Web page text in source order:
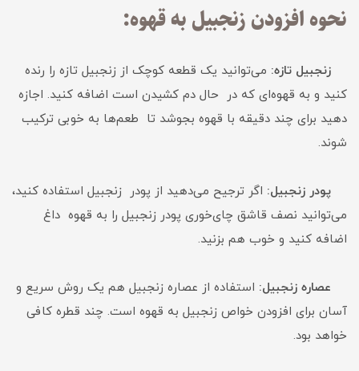
نحوه افزودن زنجبیل به قهوه:
زنجبیل تازه: می‌توانید یک قطعه کوچک از زنجبیل تازه را رنده
کنید و به قهوه‌ای که در حال دم کشیدن است اضافه کنید. اجازه
دهید برای چند دقیقه با قهوه بجوشد تا طعم‌ها به خوبی ترکیب
شوند.
پودر زنجبیل: اگر ترجیح می‌دهید از پودر زنجبیل استفاده کنید،
می‌توانید نصف قاشق چای‌خوری پودر زنجبیل را به قهوه داغ
اضافه کنید و خوب هم بزنید.
عصاره زنجبیل: استفاده از عصاره زنجبیل هم یک روش سریع و
آسان برای افزودن خواص زنجبیل به قهوه است. چند قطره کافی
خواهد بود.